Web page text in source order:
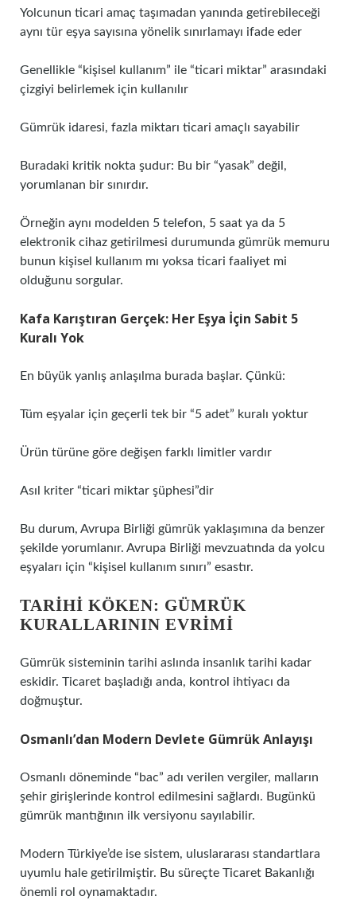
Yolcunun ticari amaç taşımadan yanında getirebileceği
aynı tür eşya sayısına yönelik sınırlamayı ifade eder
Genellikle “kişisel kullanım” ile “ticari miktar” arasındaki
çizgiyi belirlemek için kullanılır
Gümrük idaresi, fazla miktarı ticari amaçlı sayabilir
Buradaki kritik nokta şudur: Bu bir “yasak” değil,
yorumlanan bir sınırdır.
Örneğin aynı modelden 5 telefon, 5 saat ya da 5
elektronik cihaz getirilmesi durumunda gümrük memuru
bunun kişisel kullanım mı yoksa ticari faaliyet mi
olduğunu sorgular.
Kafa Karıştıran Gerçek: Her Eşya İçin Sabit 5
Kuralı Yok
En büyük yanlış anlaşılma burada başlar. Çünkü:
Tüm eşyalar için geçerli tek bir “5 adet” kuralı yoktur
Ürün türüne göre değişen farklı limitler vardır
Asıl kriter “ticari miktar şüphesi”dir
Bu durum, Avrupa Birliği gümrük yaklaşımına da benzer
şekilde yorumlanır. Avrupa Birliği mevzuatında da yolcu
eşyaları için “kişisel kullanım sınırı” esastır.
TARIHI KÖKEN: GÜMRÜK
KURALLARININ EVRIMI
Gümrük sisteminin tarihi aslında insanlık tarihi kadar
eskidir. Ticaret başladığı anda, kontrol ihtiyacı da
doğmuştur.
Osmanlı’dan Modern Devlete Gümrük Anlayışı
Osmanlı döneminde “bac” adı verilen vergiler, malların
şehir girişlerinde kontrol edilmesini sağlardı. Bugünkü
gümrük mantığının ilk versiyonu sayılabilir.
Modern Türkiye’de ise sistem, uluslararası standartlara
uyumlu hale getirilmiştir. Bu süreçte Ticaret Bakanlığı
önemli rol oynamaktadır.